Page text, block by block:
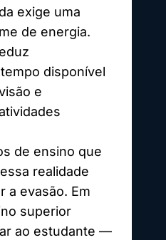
exige uma
de energia.
disponível
e
de ensino que
realidade
a evasão. Em
superior
ao estudante —